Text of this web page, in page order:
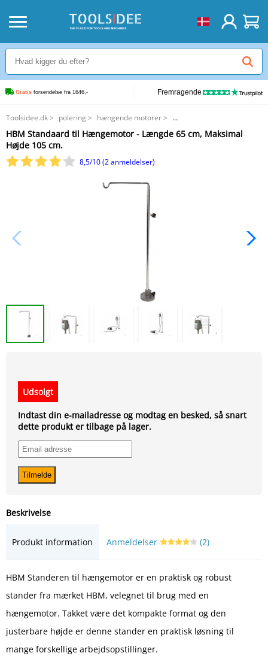
Gratis forsendelse fra 1646,- Fremragende
Toolsidee.dk> polering > hængende motorer>
HBM Standaard til Hængemotor - Længde 65 cm, Maksimal Højde 105 cm.
HBM Standaard til Hængemotor - Længde 65 cm, Maksimal
Højde 105 cm.
8,5/10 (2 anmeldelser)
Udsolgt
Indtast din e-mailadresse og modtag en besked, så snart
dette produkt er tilbage på lager.
Beskrivelse
Produkt information Anmeldelser (2)
HBM Standeren til hængemotor er en praktisk og robust
stander fra mærket HBM, velegnet til brug med en
hængemotor. Takket være det kompakte format og den
justerbare højde er denne stander en praktisk løsning til
mange forskellige arbejdsopstillinger.